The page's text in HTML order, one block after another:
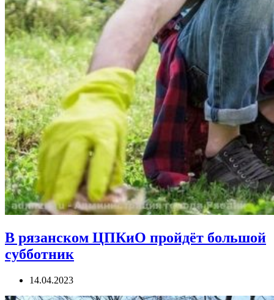
В рязанском ЦПКиО пройдёт большой
субботник
14.04.2023